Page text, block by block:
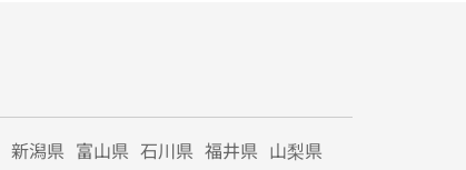
新潟県 富山県 石川県 福井県 山梨県